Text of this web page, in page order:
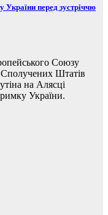
України перед зустріччю
Союзу
Сполучених Штатів
на Алясці
України.